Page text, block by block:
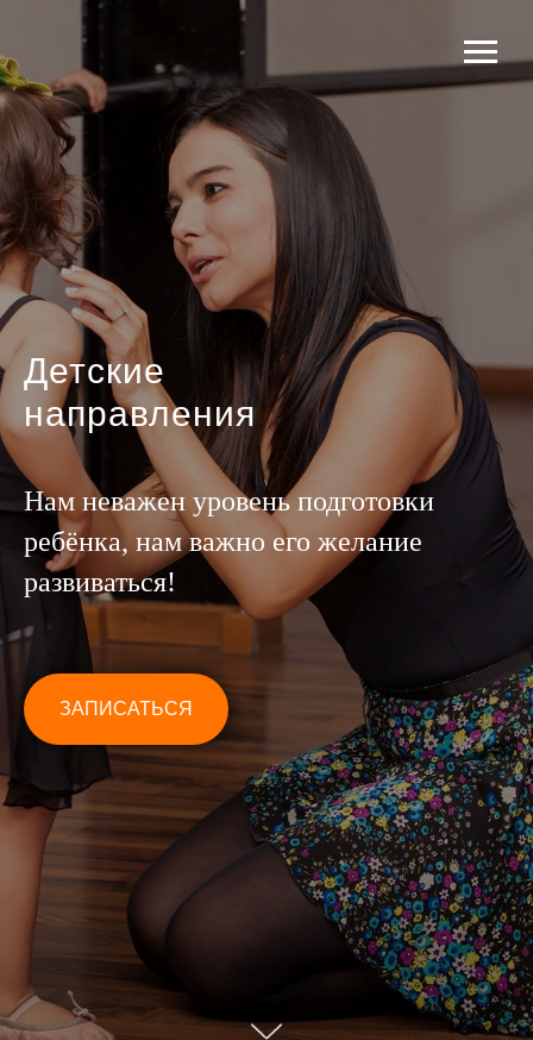
Детские
направления
Нам неважен уровень подготовки
ребёнка, нам важно его желание
развиваться!
ЗАПИСАТЬСЯ